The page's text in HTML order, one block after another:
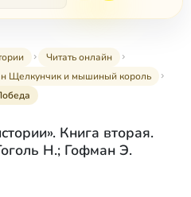
Читать онлайн
Щелкунчик и мышиный король
Книга вторая.
Н.; Гофман Э.